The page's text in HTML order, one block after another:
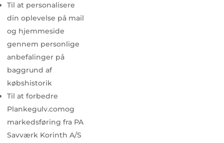
Til at personalisere
din oplevelse på mail
og hjemmeside
gennem personlige
anbefalinger på
baggrund af
købshistorik
Til at forbedre
Plankegulv.comog
markedsføring fra PA
Savværk Korinth A/S